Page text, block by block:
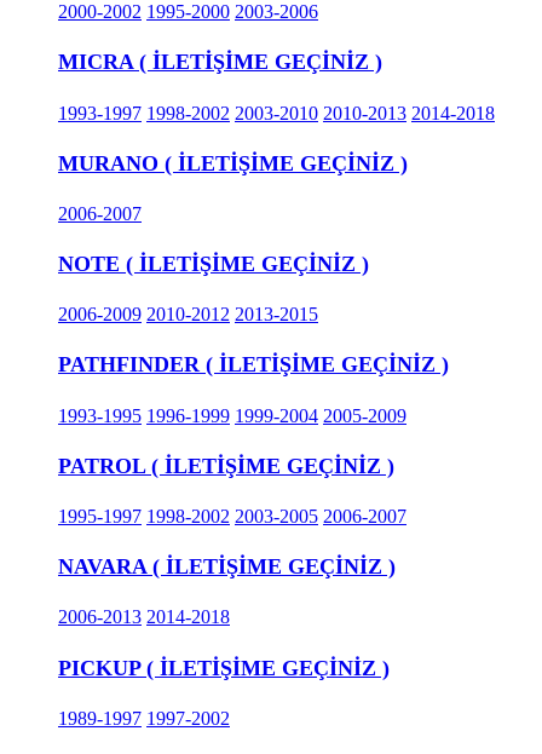
2000-2002 1995-2000 2003-2006
MICRA ( İLETİŞİME GEÇİNİZ )
1993-1997 1998-2002 2003-2010 2010-2013 2014-2018
MURANO ( İLETİŞİME GEÇİNİZ )
2006-2007
NOTE ( İLETİŞİME GEÇİNİZ )
2006-2009 2010-2012 2013-2015
PATHFINDER ( İLETİŞİME GEÇİNİZ )
1993-1995 1996-1999 1999-2004 2005-2009
PATROL ( İLETİŞİME GEÇİNİZ )
1995-1997 1998-2002 2003-2005 2006-2007
NAVARA ( İLETİŞİME GEÇİNİZ )
2006-2013 2014-2018
PICKUP ( İLETİŞİME GEÇİNİZ )
1989-1997 1997-2002